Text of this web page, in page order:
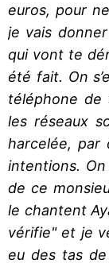
euros, pour
je vais
qui vont te
été fait. On
téléphone de
les réseaux
harcelée, par
intentions.
de ce
le chantent
vérifie" et je
eu des tas